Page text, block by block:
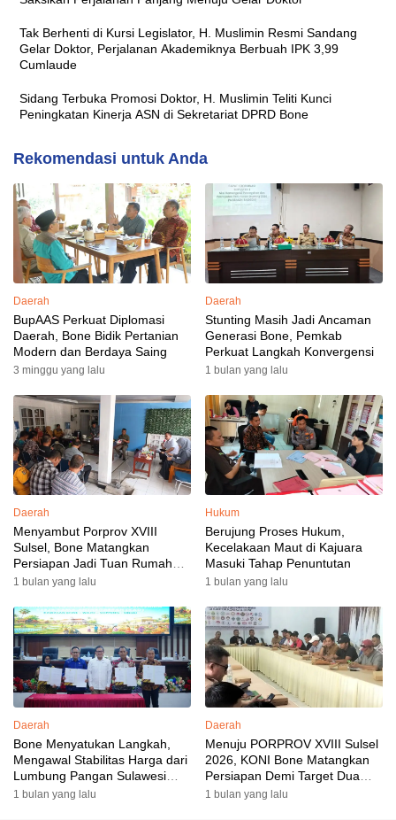
Tak Berhenti di Kursi Legislator, H. Muslimin Resmi Sandang
Gelar Doktor, Perjalanan Akademiknya Berbuah IPK 3,99
Cumlaude
Sidang Terbuka Promosi Doktor, H. Muslimin Teliti Kunci
Peningkatan Kinerja ASN di Sekretariat DPRD Bone
Rekomendasi untuk Anda
Daerah
BupAAS Perkuat Diplomasi
Daerah, Bone Bidik Pertanian
Modern dan Berdaya Saing
3 minggu yang lalu
Daerah
Stunting Masih Jadi Ancaman
Generasi Bone, Pemkab
Perkuat Langkah Konvergensi
1 bulan yang lalu
Daerah
Menyambut Porprov XVIII
Sulsel, Bone Matangkan
Persiapan Jadi Tuan Rumah
yang Berkesan: Wakil Bupati
Targetkan Venue dan
Akomodasi Rampung
1 bulan yang lalu
Hukum
Berujung Proses Hukum,
Kecelakaan Maut di Kajuara
Masuki Tahap Penuntutan
1 bulan yang lalu
Daerah
Bone Menyatukan Langkah,
Mengawal Stabilitas Harga dari
Lumbung Pangan Sulawesi
Selatan
1 bulan yang lalu
Daerah
Menuju PORPROV XVIII Sulsel
2026, KONI Bone Matangkan
Persiapan Demi Target Dua
Besar
1 bulan yang lalu